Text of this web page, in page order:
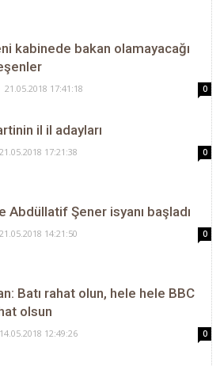
kabinede bakan olamayacağı
21.05.2018 17:41:18 0
il il adayları
21.05.2018 17:21:38 0
Abdüllatif Şener isyanı başladı
21.05.2018 14:21:50 0
Batı rahat olun, hele hele BBC
olsun
14.05.2018 12:49:26 0